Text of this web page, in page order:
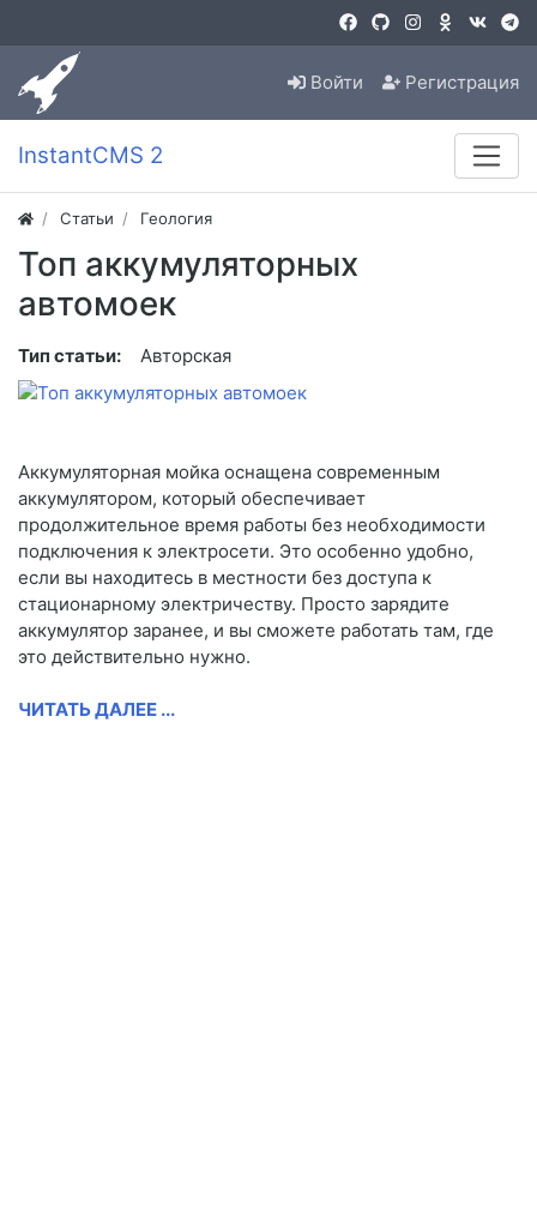
Войти Регистрация
InstantCMS 2
Статьи Геология
Топ аккумуляторных
автомоек
Тип статьи: Авторская
Аккумуляторная мойка оснащена современным
аккумулятором, который обеспечивает
продолжительное время работы без необходимости
подключения к электросети. Это особенно удобно,
если вы находитесь в местности без доступа к
стационарному электричеству. Просто зарядите
аккумулятор заранее, и вы сможете работать там, где
это действительно нужно.
ЧИТАТЬ ДАЛЕЕ ...